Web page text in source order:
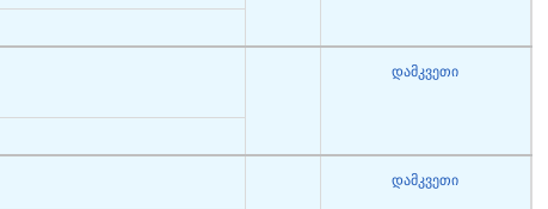
დამკვეთი
დამკვეთი